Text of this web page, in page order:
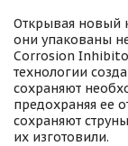
Открывая новый
они упакованы
Corrosion
технологии
сохраняют
предохраняя ее
сохраняют
их изготовили.